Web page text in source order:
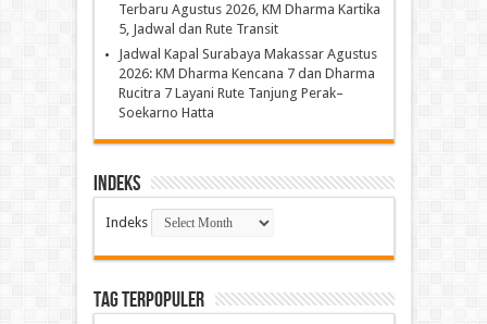
Terbaru Agustus 2026, KM Dharma Kartika
5, Jadwal dan Rute Transit
Jadwal Kapal Surabaya Makassar Agustus
2026: KM Dharma Kencana 7 dan Dharma
Rucitra 7 Layani Rute Tanjung Perak–
Soekarno Hatta
Indeks
Indeks
TAG TERPOPULER